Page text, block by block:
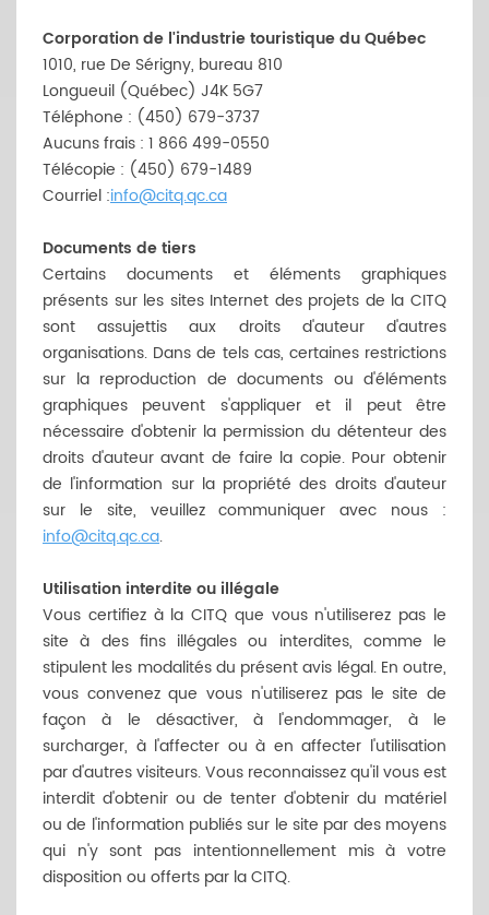
Corporation de l'industrie touristique du Québec
1010, rue De Sérigny, bureau 810
Longueuil (Québec) J4K 5G7
Téléphone : (450) 679-3737
Aucuns frais : 1 866 499-0550
Télécopie : (450) 679-1489
Courriel :info@citq.qc.ca
Documents de tiers
Certains documents et éléments graphiques
présents sur les sites Internet des projets de la CITQ
sont assujettis aux droits d'auteur d'autres
organisations. Dans de tels cas, certaines restrictions
sur la reproduction de documents ou d'éléments
graphiques peuvent s'appliquer et il peut être
nécessaire d'obtenir la permission du détenteur des
droits d'auteur avant de faire la copie. Pour obtenir
de l'information sur la propriété des droits d'auteur
sur le site, veuillez communiquer avec nous :
info@citq.qc.ca.
Utilisation interdite ou illégale
Vous certifiez à la CITQ que vous n'utiliserez pas le
site à des fins illégales ou interdites, comme le
stipulent les modalités du présent avis légal. En outre,
vous convenez que vous n'utiliserez pas le site de
façon à le désactiver, à l'endommager, à le
surcharger, à l'affecter ou à en affecter l'utilisation
par d'autres visiteurs. Vous reconnaissez qu'il vous est
interdit d'obtenir ou de tenter d'obtenir du matériel
ou de l'information publiés sur le site par des moyens
qui n'y sont pas intentionnellement mis à votre
disposition ou offerts par la CITQ.